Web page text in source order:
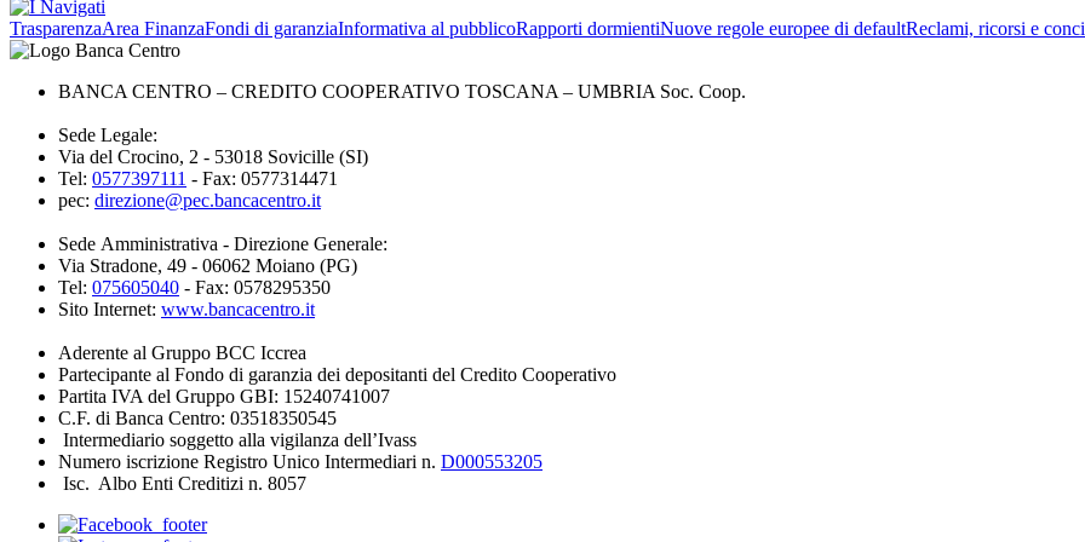
TrasparenzaArea FinanzaFondi di garanziaInformativa al pubblicoRapporti dormientiNuove regole europee di defaultReclami, ricorsi e
BANCA CENTRO – CREDITO COOPERATIVO TOSCANA – UMBRIA Soc. Coop.
Sede Legale:
Via del Crocino, 2 - 53018 Sovicille (SI)
Tel: 0577397111 - Fax: 0577314471
pec: direzione@pec.bancacentro.it
Sede Amministrativa - Direzione Generale:
Via Stradone, 49 - 06062 Moiano (PG)
Tel: 075605040 - Fax: 0578295350
Sito Internet: www.bancacentro.it
Aderente al Gruppo BCC Iccrea
Partecipante al Fondo di garanzia dei depositanti del Credito Cooperativo
Partita IVA del Gruppo GBI: 15240741007
C.F. di Banca Centro: 03518350545
Intermediario soggetto alla vigilanza dell’Ivass
Numero iscrizione Registro Unico Intermediari n. D000553205
Isc. Albo Enti Creditizi n. 8057